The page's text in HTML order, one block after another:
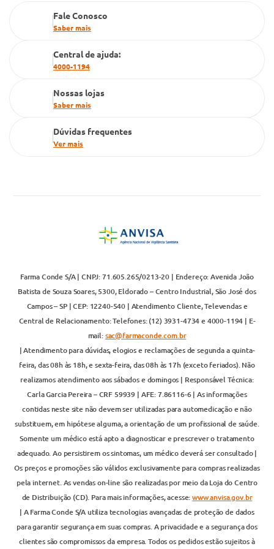
Cartão Grupo Conde
Fale Conosco
Saber mais
Central de ajuda:
4000-1194
Nossas lojas
Saber mais
Dúvidas frequentes
Ver mais
Farma Conde S/A | CNPJ: 71.605.265/0213-20 | Endereço: Avenida João
Batista de Souza Soares, 5300, Eldorado – Centro Industrial, São José dos
Campos – SP | CEP: 12240-540 | Atendimento Cliente, Televendas e
Central de Relacionamento: Telefones: (12) 3931-4734 e 4000-1194 | E-
mail:sac@farmaconde.com.br
| Atendimento para dúvidas, elogios e reclamações de segunda a quinta-
feira, das 08h às 18h, e sexta-feira, das 08h às 17h (exceto feriados). Não
realizamos atendimento aos sábados e domingos | Responsável Técnica:
Carla Garcia Pereira – CRF 59939 | AFE: 7.86116-6 | As informações
contidas neste site não devem ser utilizadas para automedicação e não
substituem, em hipótese alguma, a orientação de um profissional de saúde.
Somente um médico está apto a diagnosticar e prescrever o tratamento
adequado. Ao persistirem os sintomas, um médico deverá ser consultado |
Os preços e promoções são válidos exclusivamente para compras realizadas
pela internet. As vendas on-line são realizadas por meio da Loja do Centro
de Distribuição (CD). Para mais informações, acesse:www.anvisa.gov.br
| A Farma Conde S/A utiliza tecnologias avançadas de proteção de dados
para garantir segurança em suas compras. A privacidade e a segurança dos
clientes são compromissos da empresa. Todos os pedidos estão sujeitos à